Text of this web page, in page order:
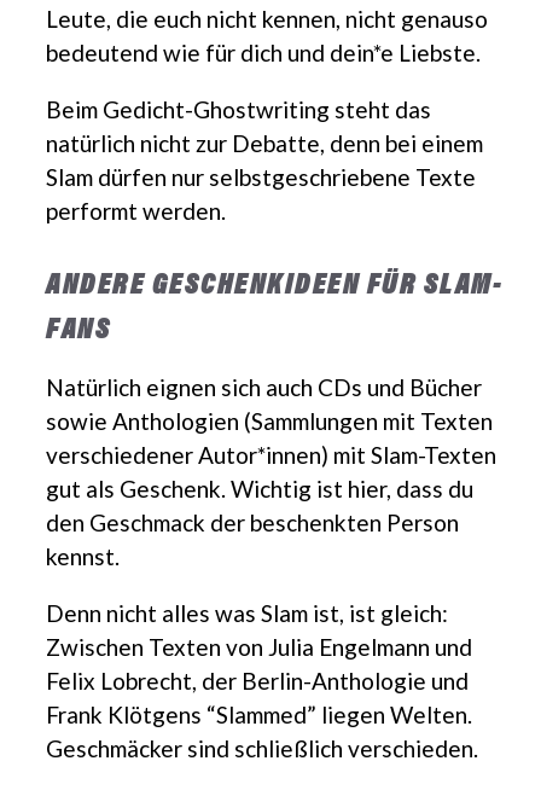
Leute, die euch nicht kennen, nicht genauso
bedeutend wie für dich und dein*e Liebste.
Beim Gedicht-Ghostwriting steht das
natürlich nicht zur Debatte, denn bei einem
Slam dürfen nur selbstgeschriebene Texte
performt werden.
ANDERE GESCHENKIDEEN FÜR SLAM-
FANS
Natürlich eignen sich auch CDs und Bücher
sowie Anthologien (Sammlungen mit Texten
verschiedener Autor*innen) mit Slam-Texten
gut als Geschenk. Wichtig ist hier, dass du
den Geschmack der beschenkten Person
kennst.
Denn nicht alles was Slam ist, ist gleich:
Zwischen Texten von Julia Engelmann und
Felix Lobrecht, der Berlin-Anthologie und
Frank Klötgens “Slammed” liegen Welten.
Geschmäcker sind schließlich verschieden.